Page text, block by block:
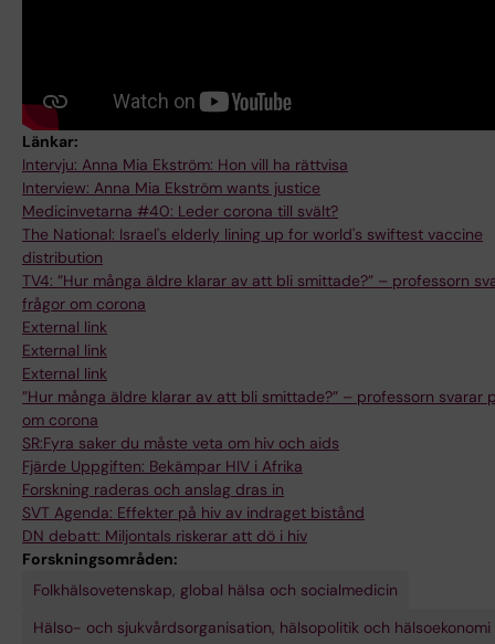
Länkar:
Intervju: Anna Mia Ekström: Hon vill ha rättvisa
Interview: Anna Mia Ekström wants justice
Medicinvetarna #40: Leder corona till svält?
The National: Israel's elderly lining up for world's swiftest vaccine
distribution
TV4: ”Hur många äldre klarar av att bli smittade?” – professorn
frågor om corona
External link
External link
External link
”Hur många äldre klarar av att bli smittade?” – professorn svarar
om corona
SR:Fyra saker du måste veta om hiv och aids
Fjärde Uppgiften: Bekämpar HIV i Afrika
Forskning raderas och anslag dras in
SVT Agenda: Effekter på hiv av indraget bistånd
DN debatt: Miljontals riskerar att dö i hiv
Forskningsområden:
Folkhälsovetenskap, global hälsa och socialmedicin
Hälso- och sjukvårdsorganisation, hälsopolitik och hälsoekonomi